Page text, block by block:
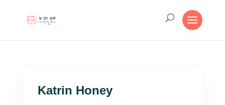
Katrin Honey